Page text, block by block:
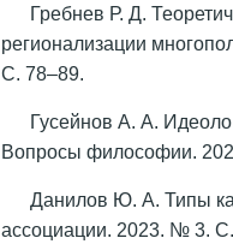
Гребнев Р. Д.
регионализации
С. 78–89.
Гусейнов А. А.
Вопросы философии.
Данилов Ю. А. Типы
ассоциации. 2023. № 3.